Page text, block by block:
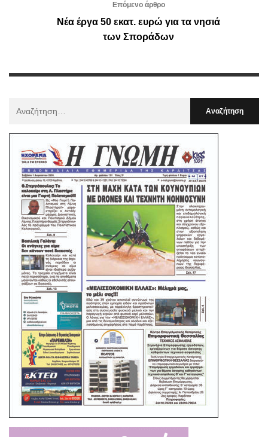
Επόμενο άρθρο
Νέα έργα 50 εκατ. ευρώ για τα νησιά
των Σποράδων
: